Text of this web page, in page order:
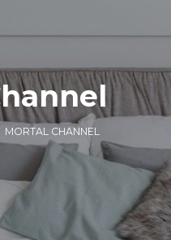
MORTAL CHANNEL